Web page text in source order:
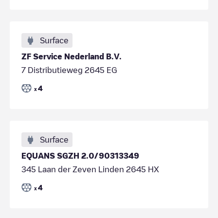
Surface
ZF Service Nederland B.V.
7 Distributieweg 2645 EG
x 4
Surface
EQUANS SGZH 2.0/90313349
345 Laan der Zeven Linden 2645 HX
x 4